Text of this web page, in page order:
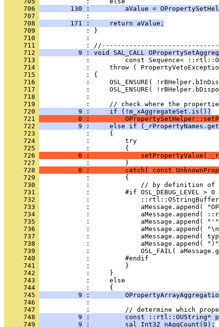
     706
130 :         aValue =
     707
     708
        171 :     return aValue;
     709
     710
            :
     711
     712
9 : void SAL_CALL
     713
     714
     715
     716
     717
     718
     719
     720
          9 :     if (!m_xAggregateSet.is())
     721
0 :
     722
9 :     else if
     723
     724
     725
     726
0 :             setPropertyValue(
     727
     728
0 :         catch( const
     729
     730
     731
     732
     733
     734
     735
     736
     737
     738
     739
     740
     741
     742
     743
     744
     745
9 :
     746
     747
     748
9 :         const ::rtl::OUString*
     749
          9 :         sal_Int32 nAggCount(0);